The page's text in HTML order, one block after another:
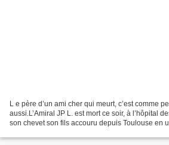
L e père d’un ami cher qui meurt, c’est comme
aussi.L’Amiral JP L. est mort ce soir, à l’hôpital
son chevet son fils accouru depuis Toulouse en